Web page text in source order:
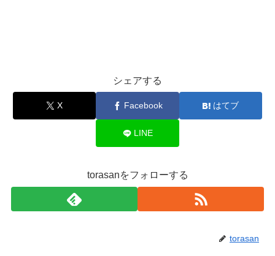
シェアする
X Facebook はてブ
LINE
torasanをフォローする
torasan